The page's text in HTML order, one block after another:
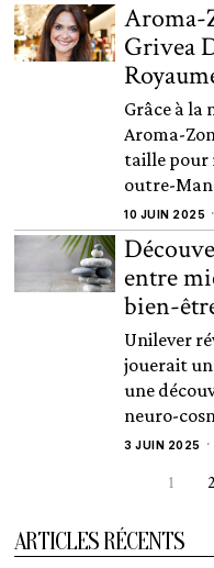
Aroma-
Grivea
Grâce à la
Aroma-
taille pour
outre-
10 JUIN 2025
entre
bien-
Unilever
jouerait un
une
neuro-
3 JUIN 2025
1 2
ARTICLES RÉCENTS